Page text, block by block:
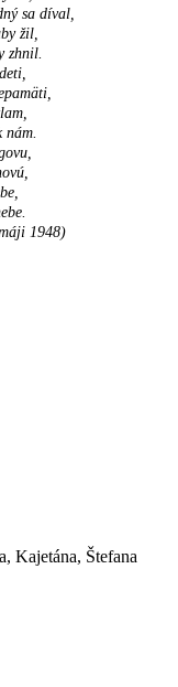
sa díval,
žil,
zhnil.
nám.
1948)
Kajetána, Štefana